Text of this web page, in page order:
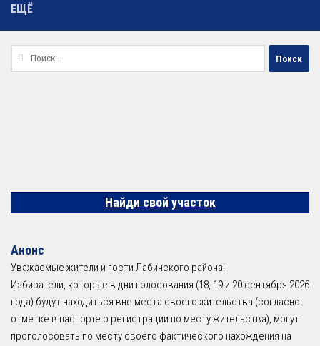
ЕЩЁ
Найти:
Найди свой участок
Анонс
Уважаемые жители и гости Лабинского района!
Избиратели, которые в дни голосования (18, 19 и 20 сентября 2026
года) будут находиться вне места своего жительства (согласно
отметке в паспорте о регистрации по месту жительства), могут
проголосовать по месту своего фактического нахождения на